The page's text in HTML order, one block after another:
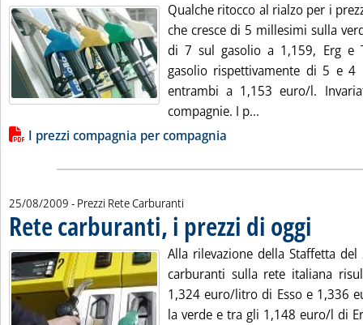
Qualche ritocco al rialzo per i
che cresce di 5 millesimi sulla
di 7 sul gasolio a 1,159, Erg e
gasolio rispettivamente di 5 e 4
entrambi a 1,153 euro/l.
compagnie. I p...
Lista allegati PDF alla notizia
I prezzi compagnia per compagnia
25/08/2009 - Prezzi Rete Carburanti
Rete carburanti, i prezzi di oggi
Alla rilevazione della Staffetta
carburanti sulla rete italiana
1,324 euro/litro di Esso e 1,336
la verde e tra gli 1,148 euro/l di